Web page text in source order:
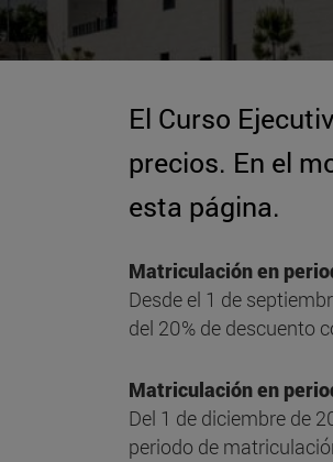
El Curso
precios. En el
esta página.
Matriculación en
Desde el 1 de
del 20% de descuento
Matriculación en
Del 1 de diciembre de
periodo de